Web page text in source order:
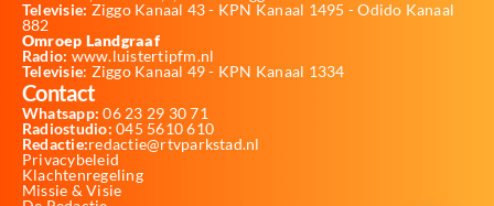
Televisie: Ziggo Kanaal 43 - KPN Kanaal 1495 - Odido Kanaal
882
Omroep Landgraaf
Radio: www.luistertipfm.nl
Televisie: Ziggo Kanaal 49 - KPN Kanaal 1334
Contact
Whatsapp: 06 23 29 30 71
Radiostudio: 045 5610 610
Redactie:redactie@rtvparkstad.nl
Privacybeleid
Klachtenregeling
Missie & Visie